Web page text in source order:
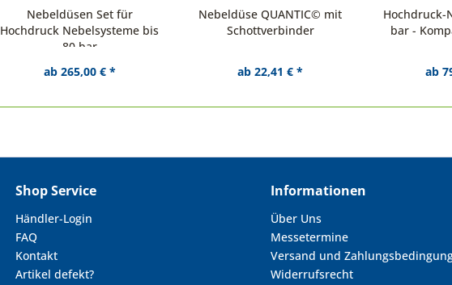
Nebeldüsen Set für
Hochdruck Nebelsysteme bis
80 bar
ab 265,00 € *
Nebeldüse QUANTIC© mit
Schottverbinder
ab 22,41 € *
Hochdruck-
bar -
ab
Shop Service
Händler-Login
FAQ
Kontakt
Artikel defekt?
Informationen
Über Uns
Messetermine
Versand und
Widerrufsrecht